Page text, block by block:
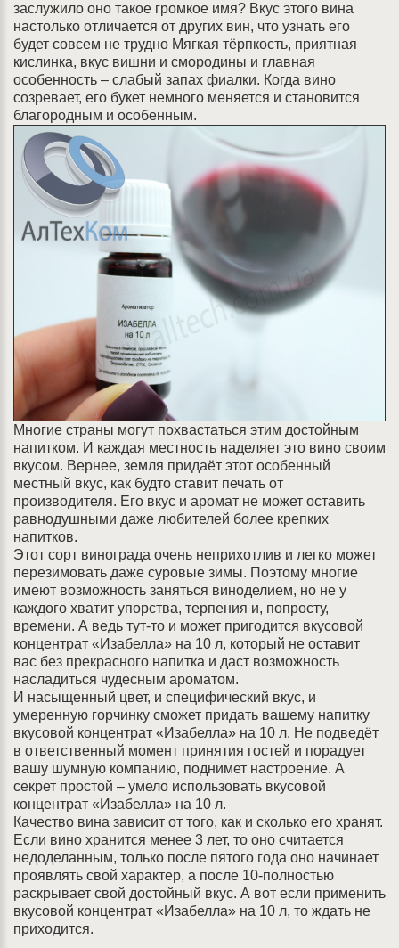
заслужило оно такое громкое имя? Вкус этого вина
настолько отличается от других вин, что узнать его
будет совсем не трудно Мягкая тёрпкость, приятная
кислинка, вкус вишни и смородины и главная
особенность – слабый запах фиалки. Когда вино
созревает, его букет немного меняется и становится
благородным и особенным.
Многие страны могут похвастаться этим достойным
напитком. И каждая местность наделяет это вино своим
вкусом. Вернее, земля придаёт этот особенный
местный вкус, как будто ставит печать от
производителя. Его вкус и аромат не может оставить
равнодушными даже любителей более крепких
напитков.
Этот сорт винограда очень неприхотлив и легко может
перезимовать даже суровые зимы. Поэтому многие
имеют возможность заняться виноделием, но не у
каждого хватит упорства, терпения и, попросту,
времени. А ведь тут-то и может пригодится вкусовой
концентрат «Изабелла» на 10 л, который не оставит
вас без прекрасного напитка и даст возможность
насладиться чудесным ароматом.
И насыщенный цвет, и специфический вкус, и
умеренную горчинку сможет придать вашему напитку
вкусовой концентрат «Изабелла» на 10 л. Не подведёт
в ответственный момент принятия гостей и порадует
вашу шумную компанию, поднимет настроение. А
секрет простой – умело использовать вкусовой
концентрат «Изабелла» на 10 л.
Качество вина зависит от того, как и сколько его хранят.
Если вино хранится менее 3 лет, то оно считается
недоделанным, только после пятого года оно начинает
проявлять свой характер, а после 10-полностью
раскрывает свой достойный вкус. А вот если применить
вкусовой концентрат «Изабелла» на 10 л, то ждать не
приходится.